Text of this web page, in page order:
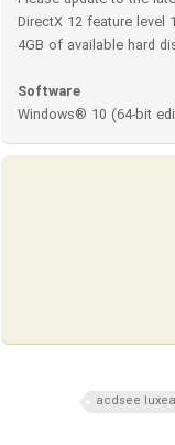
DirectX 12 feature level
4GB of available hard
Software
Windows® 10 (64-bit